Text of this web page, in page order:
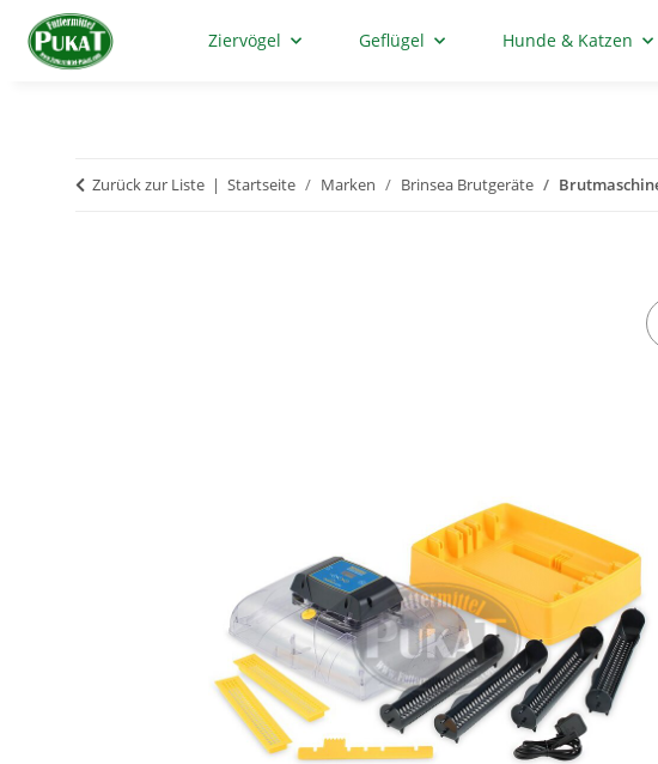
Ziervögel Geflügel Hunde & Katzen
Zurück zur Liste Startseite Marken Brinsea Brutgeräte